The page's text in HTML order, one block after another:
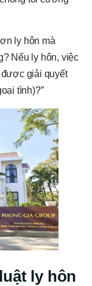
ly hôn mà
Nếu ly hôn, việc
được giải quyết
tình)?”
ly hôn